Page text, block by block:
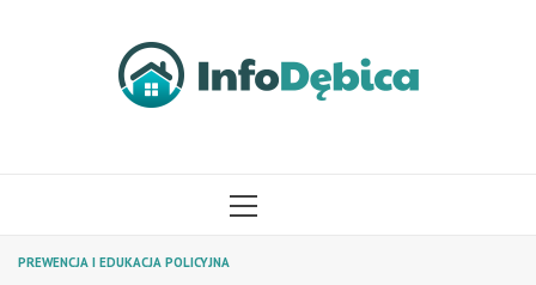
MENU
PREWENCJA I EDUKACJA POLICYJNA